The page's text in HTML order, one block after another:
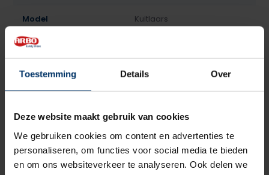
Toestemming Details Over
Deze website maakt gebruik van cookies
We gebruiken cookies om content en advertenties te
personaliseren, om functies voor social media te bieden
en om ons websiteverkeer te analyseren. Ook delen we
Model Kuitlaars
Sluiting
Bovenmateriaal Leder
Zoolbeveiliging Kunststof